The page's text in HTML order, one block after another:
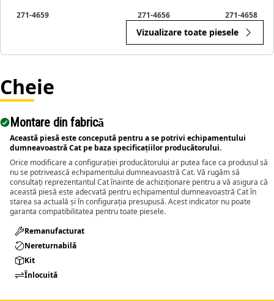
and assembly operations.
271-4659 271-4656 271-4658
Vizualizare toate piesele
Cheie
Montare din fabrică
Această piesă este concepută pentru a se potrivi echipamentului
dumneavoastră Cat pe baza specificațiilor producătorului.
Orice modificare a configurației producătorului ar putea face ca produsul să
nu se potrivească echipamentului dumneavoastră Cat. Vă rugăm să
consultați reprezentantul Cat înainte de achiziționare pentru a vă asigura că
această piesă este adecvată pentru echipamentul dumneavoastră Cat în
starea sa actuală și în configurația presupusă. Acest indicator nu poate
garanta compatibilitatea pentru toate piesele.
Remanufacturat​
Nereturnabilă
Kit
Înlocuită